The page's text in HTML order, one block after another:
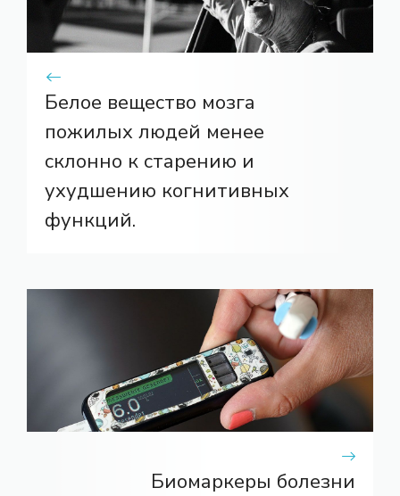
Белое вещество мозга
пожилых людей менее
склонно к старению и
ухудшению когнитивных
функций.
Биомаркеры болезни